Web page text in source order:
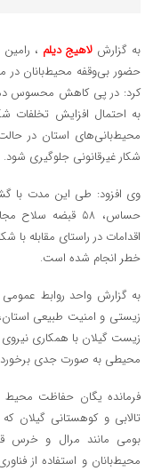
به گزارش لاهیج دیلم ،
حضور بی‌وقفه محیط‌بانان در
کرد: در پی کاهش محسوس دما
به احتمال افزایش تخلفات
محیط‌بانی‌های استان در
شکار غیرقانونی جلوگیری شود.
وی افزود: طی این مدت با
اقدامات در راستای مقابله
خطر انجام شده است.
به گزارش واحد روابط
زیستی و امنیت طبیعی
زیست گیلان با همکاری
محیطی به صورت جدی برخورد
فرمانده یگان حفاظت
تالابی و کوهستانی گیلان
بومی مانند مرال و خرس
محیط‌بانان و استفاده از